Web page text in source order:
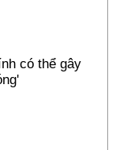
có thể gây